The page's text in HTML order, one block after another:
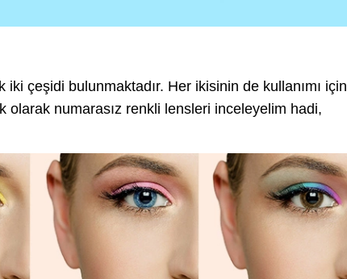
iki çeşidi bulunmaktadır. Her ikisinin de kullanımı için
olarak numarasız renkli lensleri inceleyelim hadi,